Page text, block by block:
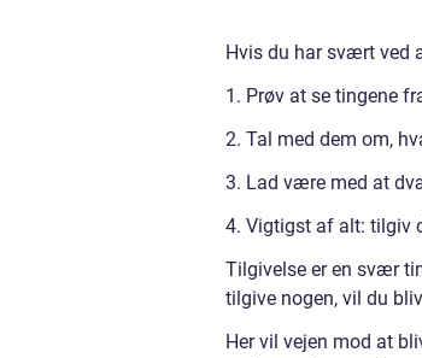
Hvis du har svært ved
1. Prøv at se tingene
2. Tal med dem om,
3. Lad være med at
4. Vigtigst af alt: tilgiv
Tilgivelse er en svær
tilgive nogen, vil du
Her vil vejen mod at